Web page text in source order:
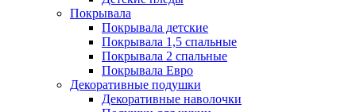
Покрывала
Покрывала детские
Покрывала 1,5 спальные
Покрывала 2 спальные
Покрывала Евро
Декоративные подушки
Декоративные наволочки